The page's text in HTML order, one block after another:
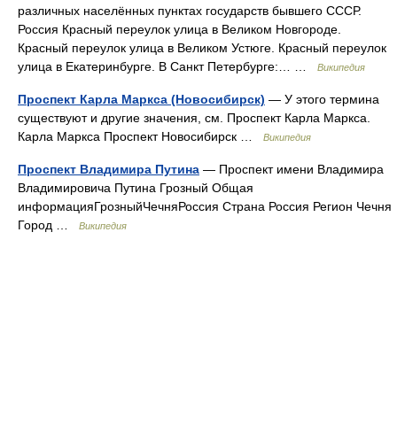
различных населённых пунктах государств бывшего СССР.
Россия Красный переулок улица в Великом Новгороде.
Красный переулок улица в Великом Устюге. Красный переулок
улица в Екатеринбурге. В Санкт Петербурге:… …
Википедия
Проспект Карла Маркса (Новосибирск) — У этого термина
существуют и другие значения, см. Проспект Карла Маркса.
Карла Маркса Проспект Новосибирск …
Википедия
Проспект Владимира Путина — Проспект имени Владимира
Владимировича Путина Грозный Общая
информацияГрозныйЧечняРоссия Страна Россия Регион Чечня
Город …
Википедия